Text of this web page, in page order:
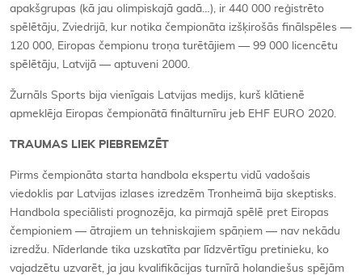
apakšgrupas (kā jau olimpiskajā gadā…), ir 440 000 reģistrēto
spēlētāju, Zviedrijā, kur notika čempionāta izšķirošās finālspēles —
120 000, Eiropas čempionu troņa turētājiem — 99 000 licencētu
spēlētāju, Latvijā — aptuveni 2000.
Žurnāls Sports bija vienīgais Latvijas medijs, kurš klātienē
apmeklēja Eiropas čempionātā finālturnīru jeb EHF EURO 2020.
TRAUMAS LIEK PIEBREMZĒT
Pirms čempionāta starta handbola ekspertu vidū vadošais
viedoklis par Latvijas izlases izredzēm Tronheimā bija skeptisks.
Handbola speciālisti prognozēja, ka pirmajā spēlē pret Eiropas
čempioniem — ātrajiem un tehniskajiem spāņiem — nav nekādu
izredžu. Nīderlande tika uzskatīta par līdzvērtīgu pretinieku, ko
vajadzētu uzvarēt, ja jau kvalifikācijas turnīrā holandiešus spējām